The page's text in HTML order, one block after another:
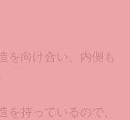
を向け合い、内側も
を持っているので、